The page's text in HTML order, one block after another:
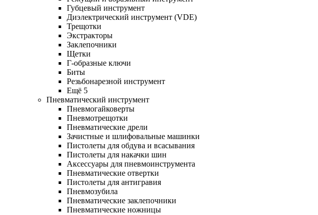
Губцевый инструмент
Диэлектрический инструмент (VDE)
Трещотки
Экстракторы
Заклепочники
Щетки
Г-образные ключи
Биты
Резьбонарезной инструмент
Ещё 5
Пневматический инструмент
Пневмогайковерты
Пневмотрещотки
Пневматические дрели
Зачистные и шлифовальные машинки
Пистолеты для обдува и всасывания
Пистолеты для накачки шин
Аксессуары для пневмоинструмента
Пневматические отвертки
Пистолеты для антигравия
Пневмозубила
Пневматические заклепочники
Пневматические ножницы